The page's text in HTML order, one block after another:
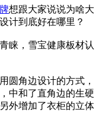
想跟大家说说为啥大
计到底好在哪里？
，雪宝健康板材认
角边设计的方式，
中和了直角边的生硬
外增加了衣柜的立体